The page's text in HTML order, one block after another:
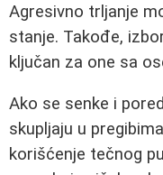
Agresivno trljanje
stanje. Takođe,
ključan za one sa
Ako se senke i
skupljaju u
korišćenje tečnog